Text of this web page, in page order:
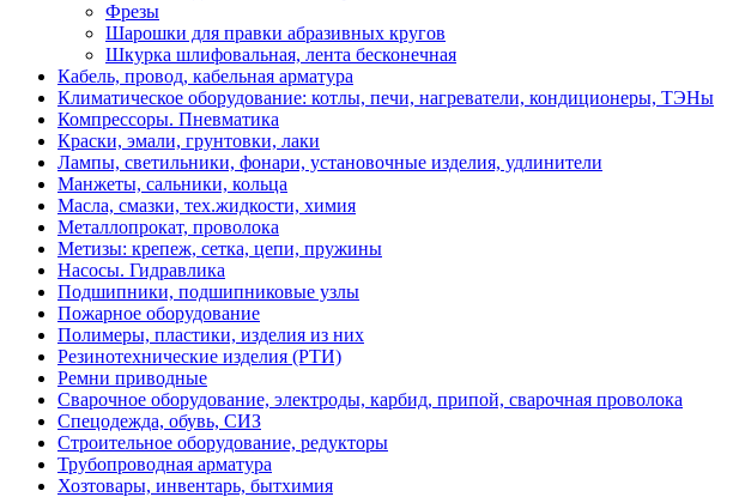
Фрезы
Шарошки для правки абразивных кругов
Шкурка шлифовальная, лента бесконечная
Кабель, провод, кабельная арматура
Климатическое оборудование: котлы, печи, нагреватели, кондиционеры, ТЭНы
Компрессоры. Пневматика
Краски, эмали, грунтовки, лаки
Лампы, светильники, фонари, установочные изделия, удлинители
Манжеты, сальники, кольца
Масла, смазки, тех.жидкости, химия
Металлопрокат, проволока
Метизы: крепеж, сетка, цепи, пружины
Насосы. Гидравлика
Подшипники, подшипниковые узлы
Пожарное оборудование
Полимеры, пластики, изделия из них
Резинотехнические изделия (РТИ)
Ремни приводные
Сварочное оборудование, электроды, карбид, припой, сварочная проволока
Спецодежда, обувь, СИЗ
Строительное оборудование, редукторы
Трубопроводная арматура
Хозтовары, инвентарь, бытхимия